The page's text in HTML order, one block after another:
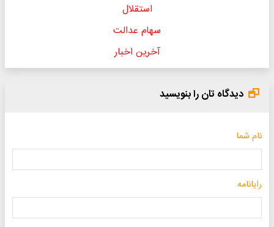
استقلال
سهام عدالت
آخرین اخبار
دیدگاه تان را بنویسید
نام شما
رایانامه